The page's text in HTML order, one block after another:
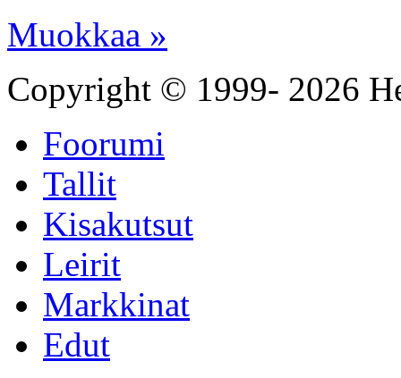
Muokkaa »
Copyright © 1999- 2026
Foorumi
Tallit
Kisakutsut
Leirit
Markkinat
Edut